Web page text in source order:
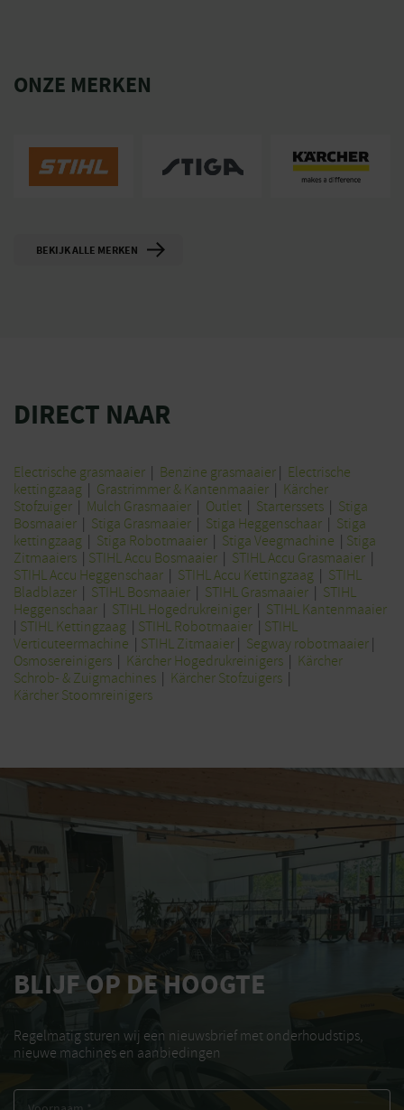
ONZE MERKEN
BEKIJK ALLE MERKEN
DIRECT NAAR
Electrische grasmaaier Benzine grasmaaier
Electrische
kettingzaag
Grastrimmer & Kantenmaaier
Kärcher
Stofzuiger
Mulch Grasmaaier Outlet Starterssets
Stiga
Bosmaaier
Stiga Grasmaaier Stiga Heggenschaar
Stiga
kettingzaag
Stiga Robotmaaier Stiga Veegmachine
Stiga
Zitmaaiers
STIHL Accu Bosmaaier STIHL Accu Grasmaaier
STIHL Accu Heggenschaar
STIHL Accu Kettingzaag
STIHL
Bladblazer
STIHL Bosmaaier STIHL Grasmaaier
STIHL
Heggenschaar
STIHL Hogedrukreiniger
STIHL Kantenmaaier
STIHL Kettingzaag STIHL Robotmaaier
STIHL
Verticuteermachine
STIHL Zitmaaier Segway robotmaaier
Osmosereinigers
Kärcher Hogedrukreinigers
Kärcher
Schrob- & Zuigmachines
Kärcher Stofzuigers
Kärcher Stoomreinigers
BLIJF OP DE HOOGTE
Regelmatig sturen wij een nieuwsbrief met onderhoudstips,
nieuwe machines en aanbiedingen